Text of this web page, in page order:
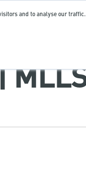
and to analyse our